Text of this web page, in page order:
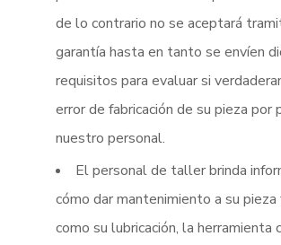
de lo contrario no se aceptará
garantía hasta en tanto se envíen
requisitos para evaluar si
error de fabricación de su pieza por
nuestro personal.
El personal de taller brinda
cómo dar mantenimiento a su pieza
como su lubricación, la herramienta